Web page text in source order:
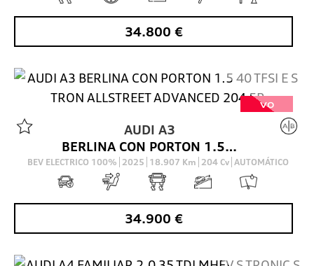
34.800 €
VO
AUDI A3
BERLINA CON PORTON 1.5 40 TFSI E S TRON ALLSTREET ADVANCED 204 5P
BEV ELECTRICO 100% 2025 18.907 Km 204 Cv AUTOMÁTICO
34.900 €